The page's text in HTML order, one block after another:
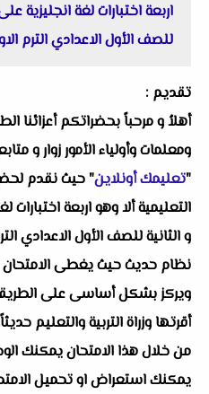
اربعة اختبارات لغة انجليزية
للصف الأول الاعدادي الترم الاول 2024 فايف
تقديم :
أهلاُ و مرحباً بحضراتكم أعزائنا
ومعلمات وأولياء الأمور زوار و
"تعليمك أونلاين" حيث نقدم
التعليمية ألا وهو اربعة اختبارات
نظام حديث حيث يغطى الامتحان
ويركز بشكل أساسى على
أقرتها وزراة التربية والتعليم
من خلال هذا الامتحان يمكنك
يمكنك استعراض او تحميل